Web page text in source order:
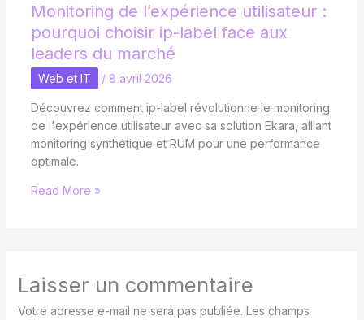
Monitoring de l’expérience utilisateur :
pourquoi choisir ip-label face aux
leaders du marché
Web et IT / 8 avril 2026
Découvrez comment ip-label révolutionne le monitoring
de l'expérience utilisateur avec sa solution Ekara, alliant
monitoring synthétique et RUM pour une performance
optimale.
Read More »
Laisser un commentaire
Votre adresse e-mail ne sera pas publiée. Les champs